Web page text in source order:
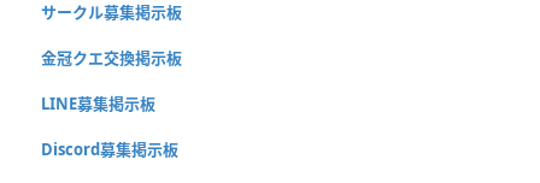
サークル募集掲示板
金冠クエ交換掲示板
LINE募集掲示板
Discord募集掲示板